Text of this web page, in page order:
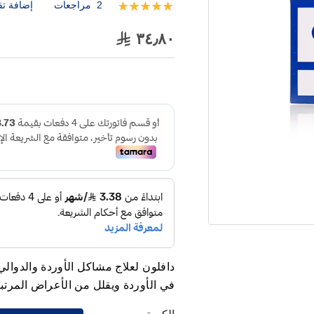
تقييم:
2 مراجعات إضافة
٣٤٫٨٠
دافلون لعلاج مشاكل الأوردة
في الأوردة ويقلل من الأعراض